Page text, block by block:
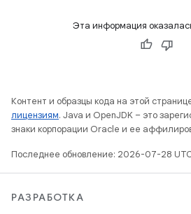
Эта информация
Контент и образцы кода на этой
лицензиям. Java и OpenJDK – это
знаки корпорации Oracle и ее
Последнее обновление: 2026-07-28
РАЗРАБОТКА